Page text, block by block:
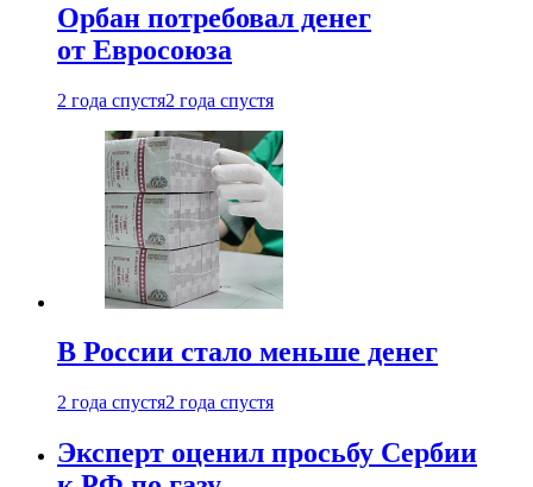
Орбан потребовал денег
от Евросоюза
2 года спустя2 года спустя
В России стало меньше денег
2 года спустя2 года спустя
Эксперт оценил просьбу Сербии